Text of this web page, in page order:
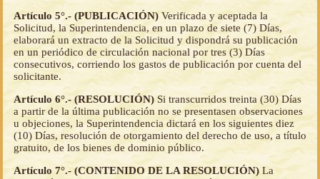
Artículo 5°.- (PUBLICACIÓN)Verificada y aceptada la
Solicitud, la Superintendencia, en un plazo de siete (7) Días,
elaborará un extracto de la Solicitud y dispondrá su publicación
en un periódico de circulación nacional por tres (3) Días
consecutivos, corriendo los gastos de publicación por cuenta del
solicitante.
Artículo 6°.- (RESOLUCIÓN) Si transcurridos treinta (30) Días
a partir de la última publicación no se presentasen observaciones
u objeciones, la Superintendencia dictará en los siguientes diez
(10) Días, resolución de otorgamiento del derecho de uso, a título
gratuito, de los bienes de dominio público.
Artículo 7°.- (CONTENIDO DE LA RESOLUCIÓN) La